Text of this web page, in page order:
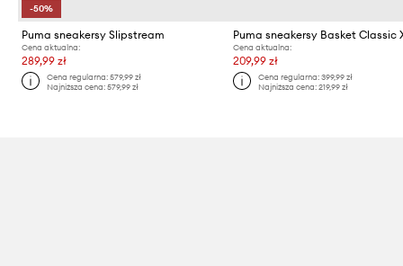
-50%
Puma sneakersy Slipstream
Cena aktualna:
289,99 zł
Cena regularna:579,99 zł
Najniższa cena:579,99 zł
Puma sneakersy Basket Classic
Cena aktualna:
209,99 zł
Cena regularna: 399,99 zł
Najniższa cena: 219,99 zł